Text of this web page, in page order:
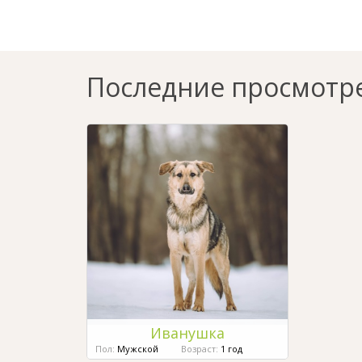
Последние
Иванушка
Пол: Мужской Возраст: 1 год